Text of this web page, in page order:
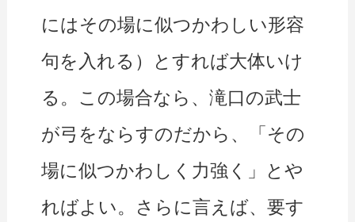
にはその場に似つかわしい形容
句を入れる）とすれば大体いけ
る。この場合なら、滝口の武士
が弓をならすのだから、「その
場に似つかわしく力強く」とや
ればよい。さらに言えば、要す